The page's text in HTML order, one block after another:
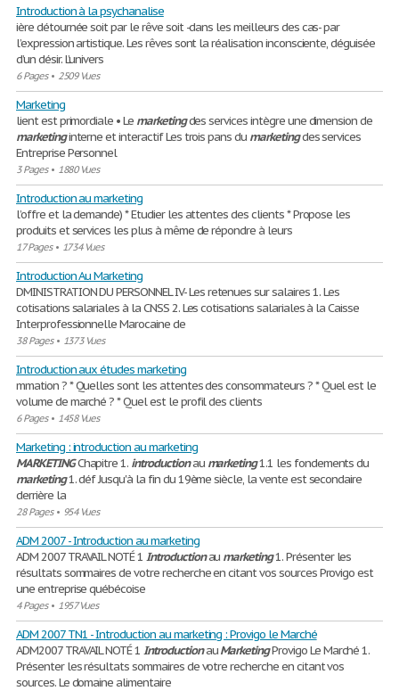
Introduction à la psychanalise
ière détournée soit par le rêve soit -dans les meilleurs des cas- par
l’expression artistique. Les rêves sont la réalisation inconsciente, déguisée
d’un désir. L’univers
6 Pages• 2509 Vues
Marketing
lient est primordiale • Le marketingdes services intègre une dimension de
marketinginterne et interactif Les trois pans dumarketingdes services
Entreprise Personnel
3 Pages• 1880 Vues
Introduction au marketing
l’offre et la demande) * Etudier les attentes des clients * Propose les
produits et services les plus à même de répondre à leurs
17 Pages• 1734 Vues
Introduction Au Marketing
DMINISTRATION DU PERSONNEL IV- Les retenues sur salaires 1. Les
cotisations salariales à la CNSS 2. Les cotisations salariales à la Caisse
Interprofessionnelle Marocaine de
38 Pages• 1373 Vues
Introduction aux études marketing
mmation ? * Quelles sont les attentes des consommateurs ? * Quel est le
volume de marché ? * Quel est le profil des clients
6 Pages• 1458 Vues
Marketing : introduction au marketing
MARKETINGChapitre 1. introductionaumarketing1.1 les fondements du
marketing1. déf Jusqu'à la fin du 19ème siècle, la vente est secondaire
derrière la
28 Pages• 954 Vues
ADM 2007 - Introduction au marketing
ADM 2007 TRAVAIL NOTÉ 1Introductionaumarketing1. Présenter les
résultats sommaires de votre recherche en citant vos sources Provigo est
une entreprise québécoise
4 Pages• 1957 Vues
ADM 2007 TN1 - Introduction au marketing : Provigo le Marché
ADM2007 TRAVAIL NOTÉ 1IntroductionauMarketingProvigo Le Marché 1.
Présenter les résultats sommaires de votre recherche en citant vos
sources. Le domaine alimentaire